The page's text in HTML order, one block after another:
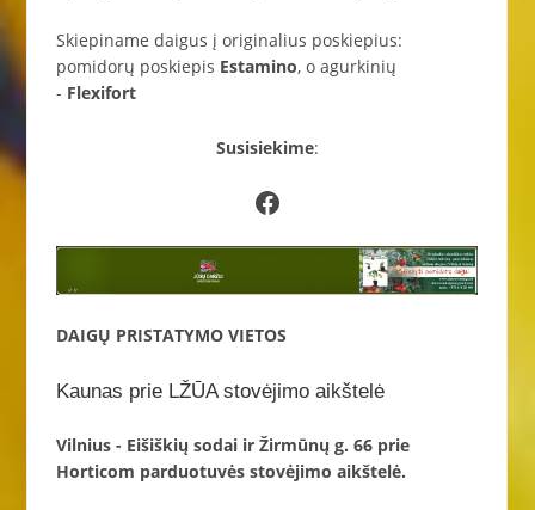
Skiepiname daigus į originalius poskiepius:
pomidorų poskiepis Estamino, o agurkinių
- Flexifort
Susisiekime:
Facebook
DAIGŲ PRISTATYMO VIETOS
Kaunas prie LŽŪA stovėjimo aikštelė
Vilnius - Eišiškių sodai ir Žirmūnų g. 66 prie
Horticom parduotuvės stovėjimo aikštelė.